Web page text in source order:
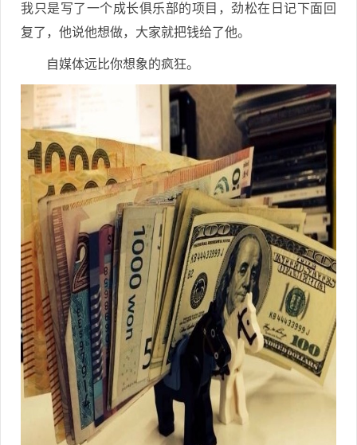
我只是写了一个成长俱乐部的项目，劲松在日记下面回
复了，他说他想做，大家就把钱给了他。
自媒体远比你想象的疯狂。